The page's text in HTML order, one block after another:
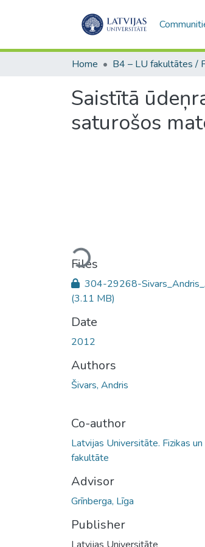
Home
Saistītā
saturošos
Loading...
Files
304-29268-
(3.11 MB)
Date
2012
Authors
Šivars, Andris
Co-author
Latvijas Universitāte. Fizikas
fakultāte
Advisor
Grīnberga, Līga
Publisher